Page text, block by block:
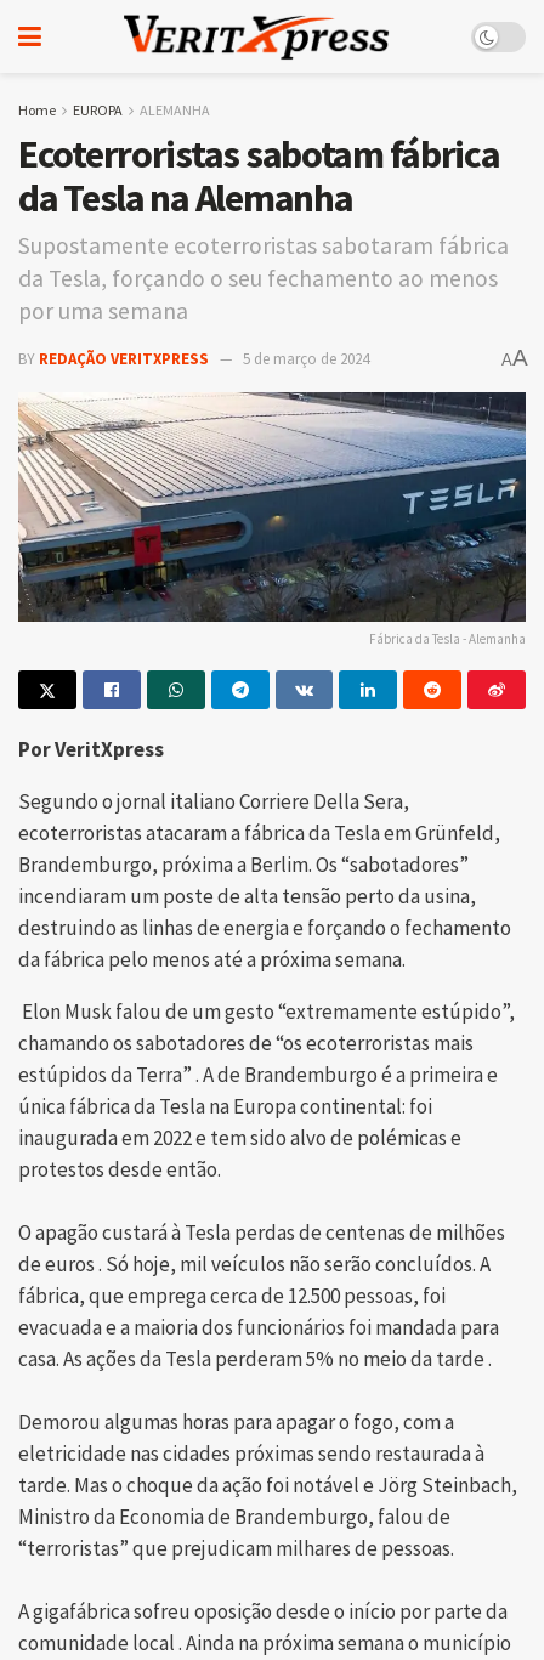
Home EUROPA ALEMANHA
Ecoterroristas sabotam fábrica
da Tesla na Alemanha
Supostamente ecoterroristas sabotaram fábrica
da Tesla, forçando o seu fechamento ao menos
por uma semana
BY REDAÇÃO VERITXPRESS 5 de março de 2024 AA
Fábrica da Tesla - Alemanha
Por VeritXpress
Segundo o jornal italiano Corriere Della Sera,
ecoterroristas atacaram a fábrica da Tesla em Grünfeld,
Brandemburgo, próxima a Berlim. Os “sabotadores”
incendiaram um poste de alta tensão perto da usina,
destruindo as linhas de energia e forçando o fechamento
da fábrica pelo menos até a próxima semana.
Elon Musk falou de um gesto “extremamente estúpido”,
chamando os sabotadores de “os ecoterroristas mais
estúpidos da Terra” . A de Brandemburgo é a primeira e
única fábrica da Tesla na Europa continental: foi
inaugurada em 2022 e tem sido alvo de polémicas e
protestos desde então.
O apagão custará à Tesla perdas de centenas de milhões
de euros . Só hoje, mil veículos não serão concluídos. A
fábrica, que emprega cerca de 12.500 pessoas, foi
evacuada e a maioria dos funcionários foi mandada para
casa. As ações da Tesla perderam 5% no meio da tarde .
Demorou algumas horas para apagar o fogo, com a
eletricidade nas cidades próximas sendo restaurada à
tarde. Mas o choque da ação foi notável e Jörg Steinbach,
Ministro da Economia de Brandemburgo, falou de
“terroristas” que prejudicam milhares de pessoas.
A gigafábrica sofreu oposição desde o início por parte da
comunidade local . Ainda na próxima semana o município